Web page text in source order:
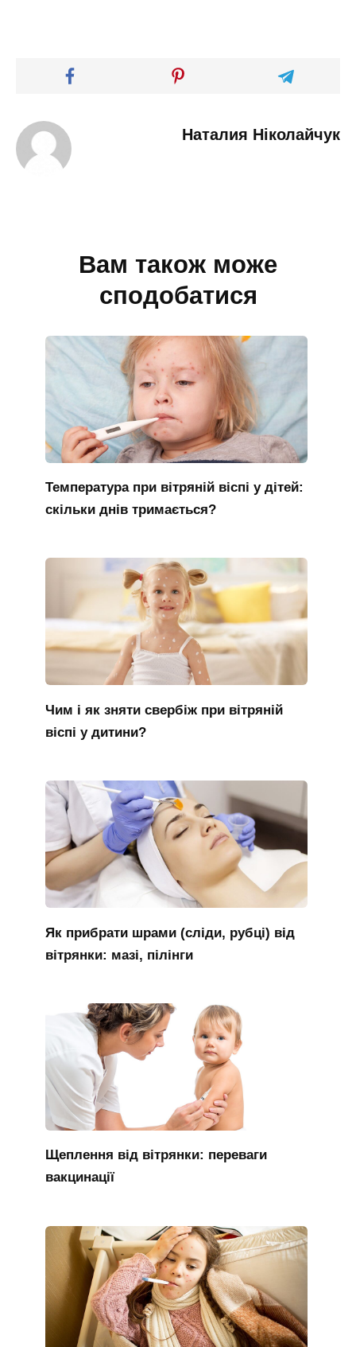
Наталия Ніколайчук
Вам також може
сподобатися
Температура при вітряній віспі у дітей:
скільки днів тримається?
Чим і як зняти свербіж при вітряній
віспі у дитини?
Як прибрати шрами (сліди, рубці) від
вітрянки: мазі, пілінги
Щеплення від вітрянки: переваги
вакцинації